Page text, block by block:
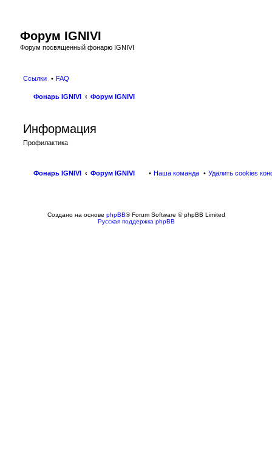
Форум IGNIVI
Форум посвященный фонарю IGNIVI
Ссылки FAQ
Фонарь IGNIVI Форум IGNIVI
Информация
Профилактика
Фонарь IGNIVI Форум IGNIVI Удалить cookies
Наша команда
Создано на основе phpBB® Forum Software © phpBB Limited
Русская поддержка phpBB